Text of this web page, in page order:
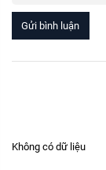
Gửi bình luận
Không có dữ liệu